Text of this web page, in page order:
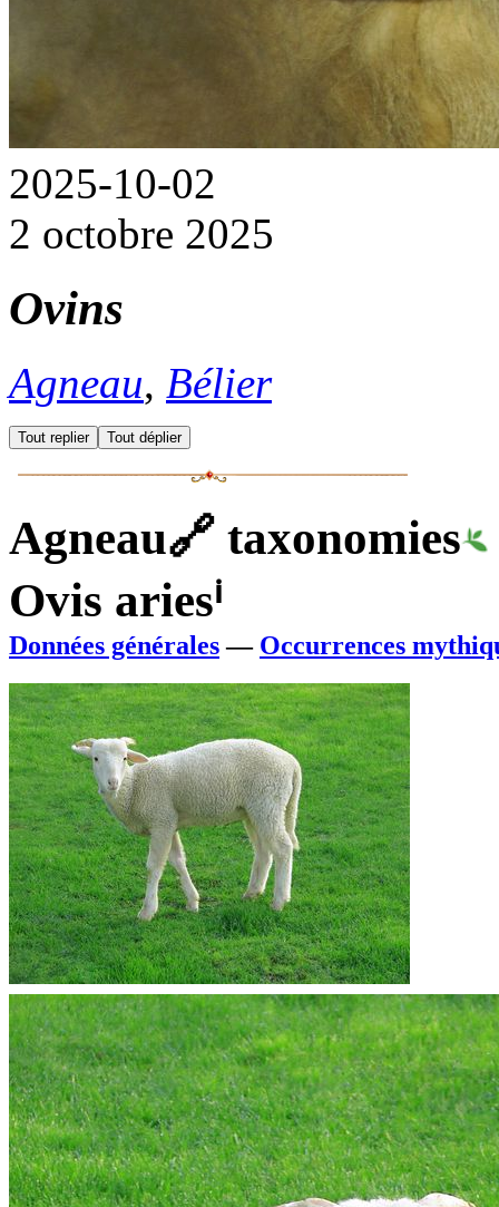
2025-10-02
2 octobre 2025
Ovins
Agneau, Bélier
Tout replier Tout déplier
Agneau🔗 taxonomies
Ovis ariesⁱ
Données générales— Occurrences